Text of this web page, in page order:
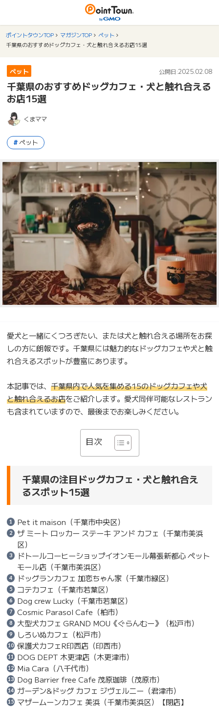
ポイントタウンTOP マガジンTOP
ペット
千葉県のおすすめドッグカフェ・犬と触れ合えるお店15選
ペット 公開日:2025.02.08
千葉県のおすすめドッグカフェ・犬と触れ合える
お店15選
くまママ
ペット
愛犬と一緒にくつろぎたい、または犬と触れ合える場所をお探
しの方に朗報です。千葉県には魅力的なドッグカフェや犬と触
れ合えるスポットが豊富にあります。
本記事では、 千葉県内で人気を集める15のドッグカフェや犬
と触れ合えるお店をご紹介します。愛犬同伴可能なレストラン
も含まれていますので、最後までお楽しみください。
目次
千葉県の注目ドッグカフェ・犬と触れ合え
るスポット15選
Pet it maison（千葉市中央区）
ザ ミート ロッカー ステーキ アンド カフェ（千葉市美浜
区）
ドトールコーヒーショップイオンモール幕張新都心 ペット
モール店（千葉市美浜区）
ドッグランカフェ 加恋ちゃん家（千葉市緑区）
コテカフェ（千葉市若葉区）
Dog crew Lucky（千葉市若葉区）
Cosmic Parasol Cafe（柏市）
大型犬カフェ GRAND MOU《ぐらんむー》（松戸市）
しろいぬカフェ（松戸市）
保護犬カフェR印西店（印西市）
DOG DEPT 木更津店（木更津市）
Mia Cara（八千代市）
Dog Barrier free Cafe 茂原珈琲（茂原市）
ガーデン&ドッグ カフェ ジヴェルニー（君津市）
マザームーンカフェ 美浜（千葉市美浜区）【閉店】